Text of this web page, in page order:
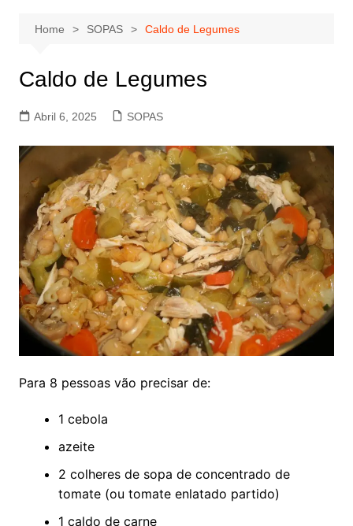
Home SOPAS Caldo de Legumes
Caldo de Legumes
Abril 6, 2025 SOPAS
Para 8 pessoas vão precisar de:
1 cebola
azeite
2 colheres de sopa de concentrado de
tomate (ou tomate enlatado partido)
1 caldo de carne